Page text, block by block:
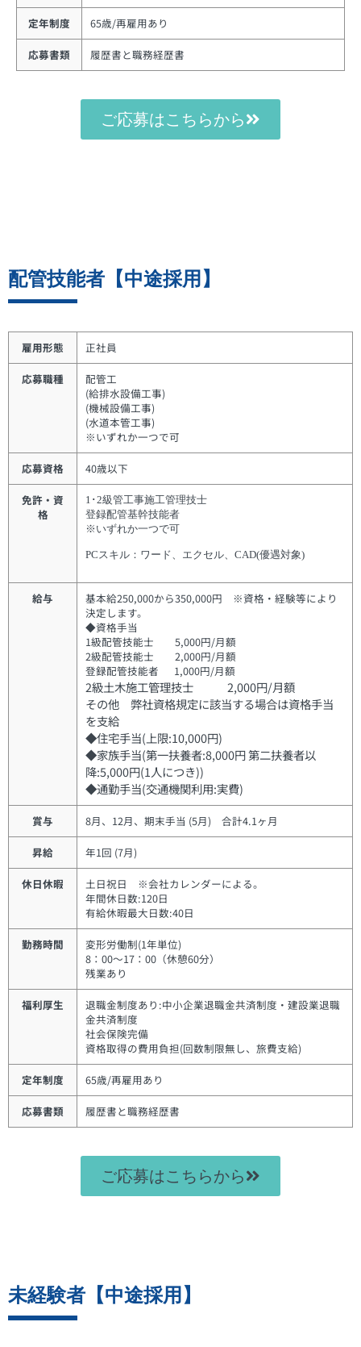
定年制度 65歳/再雇用あり
応募書類 履歴書と職務経歴書
ご応募はこちらから
配管技能者【中途採用】
雇用形態 正社員
応募職種
配管工
(給排水設備工事)
(機械設備工事)
(水道本管工事)
※いずれか一つで可
応募資格 40歳以下
免許・資
格
1･2級管工事施工管理技士
登録配管基幹技能者
※いずれか一つで可
PCスキル：ワード、エクセル、CAD(優遇対象)
給与
基本給250,000から350,000円 ※資格・経験等により
決定します。
◆資格手当
1級配管技能士 5,000円/月額
2級配管技能士 2,000円/月額
登録配管技能者 1,000円/月額
2級土木施工管理技士 2,000円/月額
その他 弊社資格規定に該当する場合は資格手当
を支給
◆住宅手当(上限:10,000円)
◆家族手当(第一扶養者:8,000円 第二扶養者以
降:5,000円(1人につき))
◆通勤手当(交通機関利用:実費)
賞与 8月、12月、期末手当 (5月) 合計4.1ヶ月
昇給 年1回 (7月)
休日休暇
土日祝日 ※会社カレンダーによる。
年間休日数:120日
有給休暇最大日数:40日
勤務時間
変形労働制(1年単位)
8：00～17：00（休憩60分）
残業あり
福利厚生
退職金制度あり:中小企業退職金共済制度・建設業退職
金共済制度
社会保険完備
資格取得の費用負担(回数制限無し、旅費支給)
定年制度 65歳/再雇用あり
応募書類 履歴書と職務経歴書
ご応募はこちらから
未経験者【中途採用】